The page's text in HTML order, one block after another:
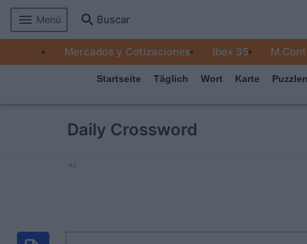
MERCADOS
EMPRESAS
TECNOLOGÍA
Menú Buscar
Mercados y Cotizaciones Ibex 35
Startseite Täglich Wort Karte Puzzlen
Daily Crossword
Ad